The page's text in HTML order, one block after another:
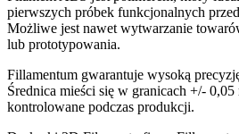
pierwszych próbek funkcjonalnych
Możliwe jest nawet wytwarzanie
lub prototypowania.
Fillamentum gwarantuje wysoką
Średnica mieści się w granicach +/- 0,05
kontrolowane podczas produkcji.